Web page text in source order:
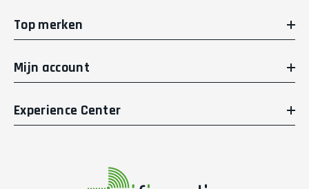
Top merken
Mijn account
Experience Center